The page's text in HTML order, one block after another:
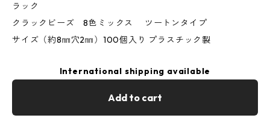
ラック
クラックビーズ 8色ミックス ツートンタイプ
サイズ（約8㎜穴2㎜）100個入り プラスチック製
International shipping available
Add to cart